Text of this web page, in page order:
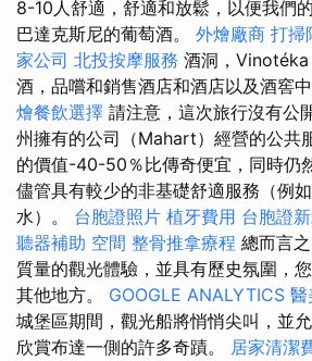
8-10人舒適，舒適和放鬆，以便我們
巴達克斯尼的葡萄酒。 外燴廠商 打掃
家公司 北投按摩服務 酒洞，
酒，品嚐和銷售酒店和酒店以及酒窖
燴餐飲選擇 請注意，這次旅行沒有公
州擁有的公司（Mahart）經營的公共
的價值-40-50％比傳奇便宜，同時仍
儘管具有較少的非基礎舒適服務（例
水）。 台胞證照片 植牙費用 台胞證
聽器補助 空間 整骨推拿療程 總而言
質量的觀光體驗，並具有歷史氛圍，
其他地方。 GOOGLE ANALYTICS 醫
城堡區期間，觀光船將悄悄尖叫，並
欣賞布達一側的許多奇蹟。 居家清潔